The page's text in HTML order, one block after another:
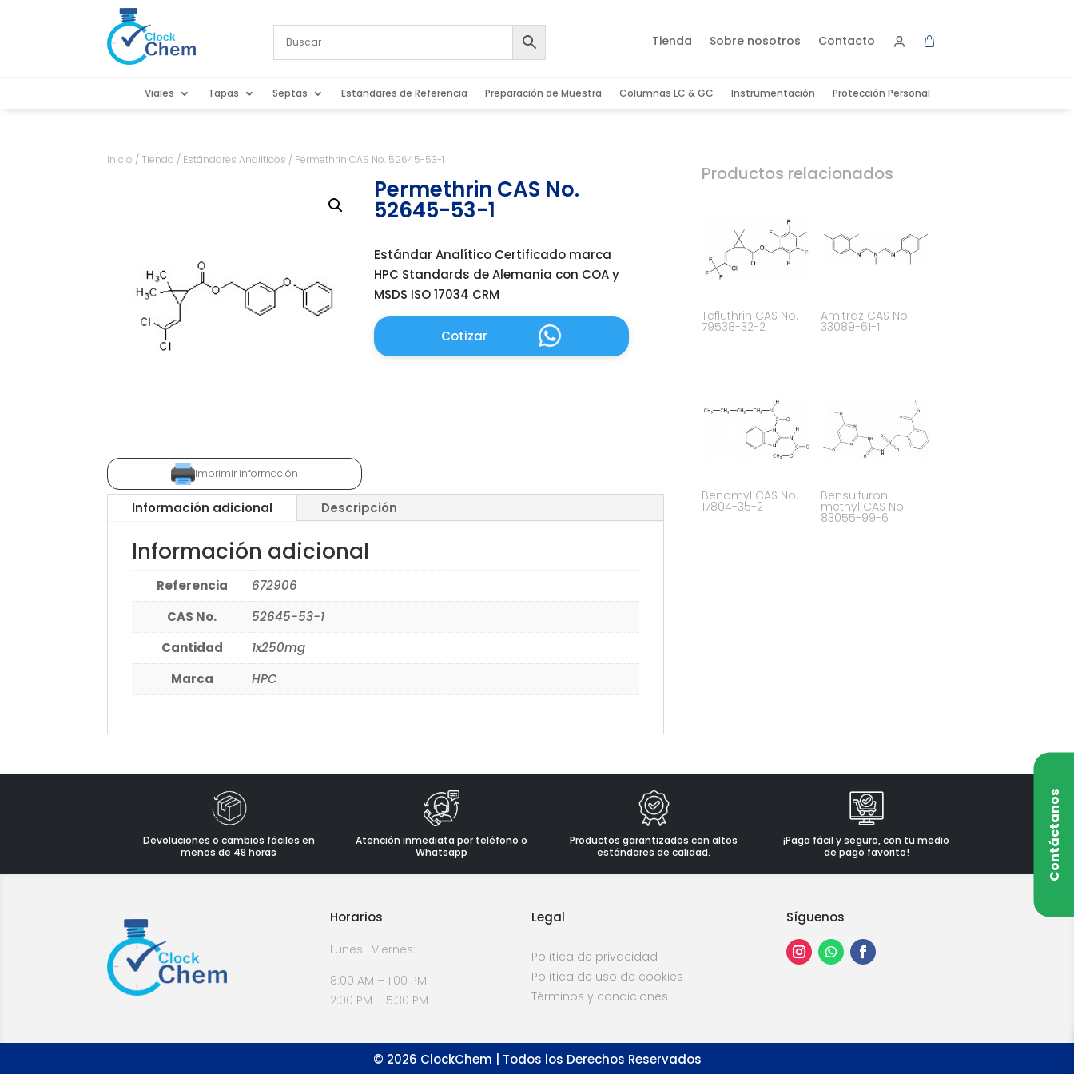
Tienda Sobre nosotros Contacto
Viales Tapas Septas Estándares de Referencia Preparación de Muestra Columnas LC & GC Instrumentación Protección Personal
Inicio / Tienda / Estándares Analíticos / Permethrin CAS No. 52645-53-1
Imprimir información
Permethrin CAS No.
52645-53-1
Estándar Analítico Certificado marca
HPC Standards de Alemania con COA y
MSDS ISO 17034 CRM
Cotizar
Información adicional Descripción
Información adicional
Referencia
672906
CAS No.
52645-53-1
Cantidad
1x250mg
Marca
HPC
Productos relacionados
Tefluthrin CAS No.
79538-32-2
Amitraz CAS No.
33089-61-1
Benomyl CAS No.
17804-35-2
Bensulfuron-
methyl CAS No.
83055-99-6
Devoluciones o cambios fáciles en
menos de 48 horas
Atención inmediata por teléfono o
Whatsapp
Productos garantizados con altos
estándares de calidad.
¡Paga fácil y seguro, con tu medio
de pago favorito!
Contáctanos
Horarios
Lunes- Viernes:
8:00 AM – 1:00 PM
2:00 PM – 5:30 PM
Legal
Política de privacidad
Política de uso de cookies
Términos y condiciones
Síguenos
© 2026 ClockChem | Todos los Derechos Reservados